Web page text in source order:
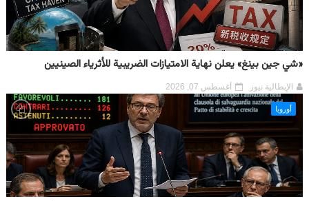
«شي جين بينغ» يعلن نهاية الامتيازات الضريبية للأثرياء الصينيين
الإيطالية نيوز أغسطس 07, 2026
أوروبا